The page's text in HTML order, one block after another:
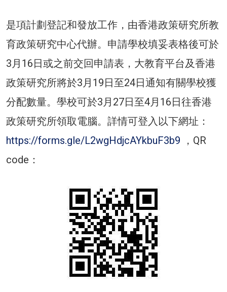
是項計劃登記和發放工作，由香港政策研究所教
育政策研究中心代辦。申請學校填妥表格後可於
3月16日或之前交回申請表，大教育平台及香港
政策研究所將於3月19日至24日通知有關學校獲
分配數量。學校可於3月27日至4月16日往香港
政策研究所領取電腦。詳情可登入以下網址：
https://forms.gle/L2wgHdjcAYkbuF3b9 ，QR
code：